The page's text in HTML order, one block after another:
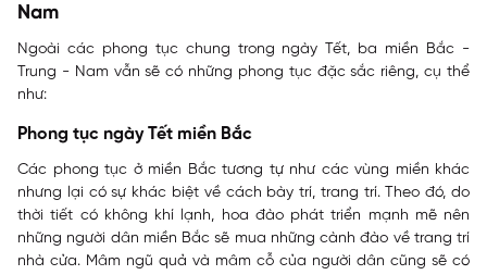
Nam
Ngoài các phong tục chung trong ngày Tết, ba miền Bắc -
Trung - Nam vẫn sẽ có những phong tục đặc sắc riêng, cụ thể
như:
Phong tục ngày Tết miền Bắc
Các phong tục ở miền Bắc tương tự như các vùng miền khác
nhưng lại có sự khác biệt về cách bày trí, trang trí. Theo đó, do
thời tiết có không khí lạnh, hoa đào phát triển mạnh mẽ nên
những người dân miền Bắc sẽ mua những cành đào về trang trí
nhà cửa. Mâm ngũ quả và mâm cỗ của người dân cũng sẽ có